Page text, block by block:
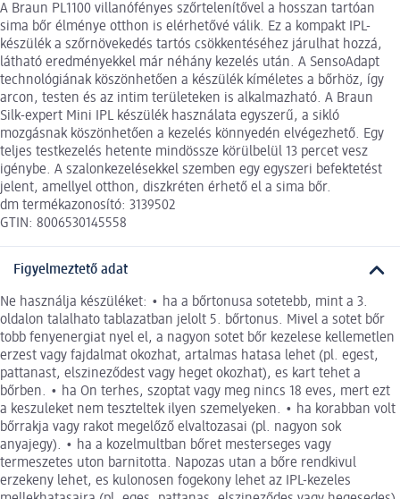
A Braun PL1100 villanófényes szőrtelenítővel a hosszan tartóan
sima bőr élménye otthon is elérhetővé válik. Ez a kompakt IPL-
készülék a szőrnövekedés tartós csökkentéséhez járulhat hozzá,
látható eredményekkel már néhány kezelés után. A SensoAdapt
technológiának köszönhetően a készülék kíméletes a bőrhöz, így
arcon, testen és az intim területeken is alkalmazható. A Braun
Silk-expert Mini IPL készülék használata egyszerű, a sikló
mozgásnak köszönhetően a kezelés könnyedén elvégezhető. Egy
teljes testkezelés hetente mindössze körülbelül 13 percet vesz
igénybe. A szalonkezelésekkel szemben egy egyszeri befektetést
jelent, amellyel otthon, diszkréten érhető el a sima bőr.
dm termékazonosító: 3139502
GTIN: 8006530145558
Figyelmeztető adat
Ne használja készüléket: • ha a bőrtonusa sotetebb, mint a 3.
oldalon talalhato tablazatban jelolt 5. bőrtonus. Mivel a sotet bőr
tobb fenyenergiat nyel el, a nagyon sotet bőr kezelese kellemetlen
erzest vagy fajdalmat okozhat, artalmas hatasa lehet (pl. egest,
pattanast, elszineződest vagy heget okozhat), es kart tehet a
bőrben. • ha On terhes, szoptat vagy meg nincs 18 eves, mert ezt
a keszuleket nem teszteltek ilyen szemelyeken. • ha korabban volt
bőrrakja vagy rakot megelőző elvaltozasai (pl. nagyon sok
anyajegy). • ha a kozelmultban bőret mesterseges vagy
termeszetes uton barnitotta. Napozas utan a bőre rendkivul
erzekeny lehet, es kulonosen fogekony lehet az IPL-kezeles